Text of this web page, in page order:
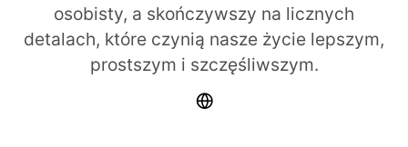
osobisty, a skończywszy na licznych
detalach, które czynią nasze życie lepszym,
prostszym i szczęśliwszym.